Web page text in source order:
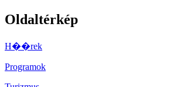
Oldaltérkép
H��rek
Programok